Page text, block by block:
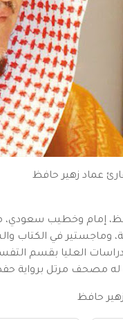
عماد زهير حافظ
حافظ، إمام وخطيب
في الكتاب
العليا بقسم
مصحف مرتل برواية
حافظ